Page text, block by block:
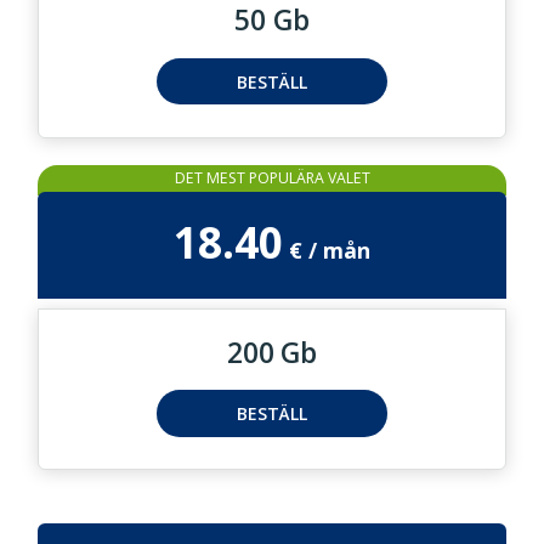
50 Gb
BESTÄLL
18.40
200 Gb
BESTÄLL
DET MEST POPULÄRA VALET